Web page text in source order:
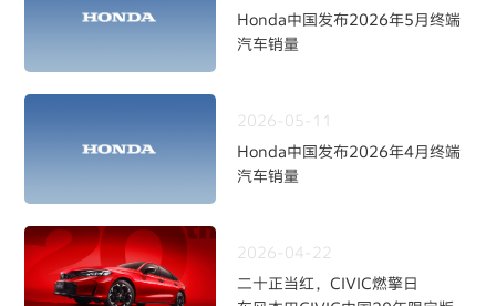
Honda中国发布2026年5月终端
汽车销量
2026-05-11
Honda中国发布2026年4月终端
汽车销量
2026-04-22
二十正当红，CIVIC燃擎日